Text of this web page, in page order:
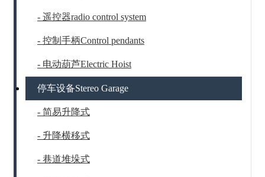
- 遥控器radio control system
- 控制手柄Control pendants
- 电动葫芦Electric Hoist
停车设备Stereo Garage
- 简易升降式
- 升降横移式
- 巷道堆垛式